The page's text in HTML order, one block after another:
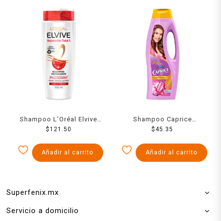
Shampoo L’Oréal Elvive
reparación total 5 cabello
$121.50
Añadir al carrito
Shampoo Caprice
Especialidades fuerza con
ceramidas 2 en 1 750 ml
$45.35
Añadir al carrito
Superfenix.mx
Servicio a domicilio